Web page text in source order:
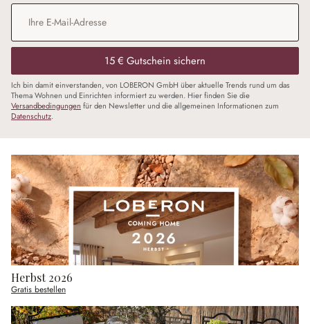
E-Mail-Adresse
15 € Gutschein sichern
Ich bin damit einverstanden, von LOBERON GmbH über aktuelle Trends rund um das
Thema Wohnen und Einrichten informiert zu werden. Hier finden Sie die
Versandbedingungen für den Newsletter und die allgemeinen Informationen zum
Datenschutz.
Herbst 2026
Gratis bestellen